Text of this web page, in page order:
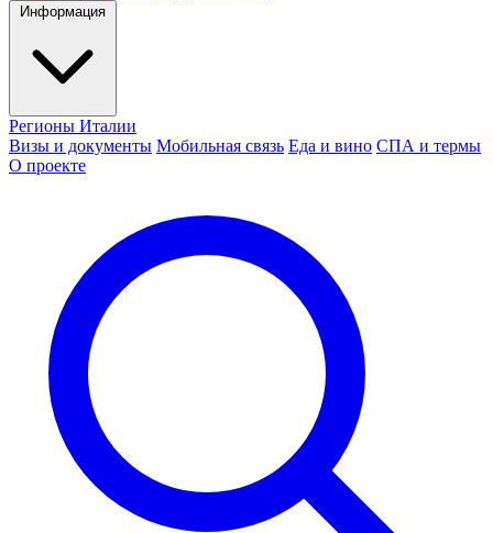
Информация
Регионы Италии
Визы и документы Мобильная связь Еда и вино СПА и термы
О проекте